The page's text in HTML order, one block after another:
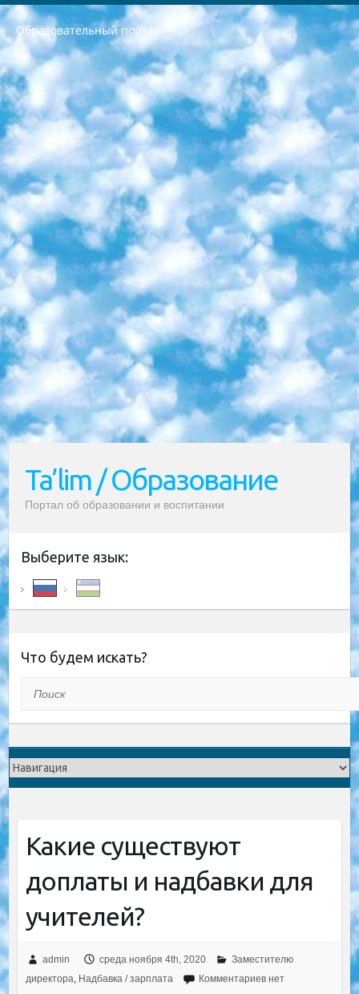
Образовательный портал
РЕСПУБЛИКА УЗБЕКИСТАН МИНИСТРЕРСТВО ДОШКОЛЬНОГО И ШКОЛЬНОГО ОБРАЗОВАНИЯ КОМАНДА в общеобразовательных учреждениях в 2023-2024 учебном году организация и проведение итоговой государственной аттестации обучающихся о Министра дошкольного и школьного образования Республики Узбекистан от 4 марта 2008 года (постановлением Минюста от 20 марта 2008 года № 1778 государственной регистрации) «Итоговое состояние учащихся общего среднего образования на основании положения об утверждении положения об аттестации общего среднего образования выпускной экзамен студентов в образовательных учреждениях в 2023-2024 учебном году В целях организации и прохождения аттестации приказываю: 1. Следующее: перечень предметов, по которым будет проводиться итоговая государственная аттестация и экзамен формы перевода согласно приложению 1; сертификаты международного образца, оценивающие уровень владения иностранными языками перечень согласно приложению 2; 2. Педагогический при специализированных образовательных учреждениях. научно-практический центр квалификации и международной оценки (Д.Давидова) 2024 г. До 25 марта: задания по предметам, по которым будет проводиться итоговая аттестация разработка и утверждение технических условий; итоговая аттестация на основании разработанного предметного задания разработка вопросов по предметам (устно и письменно), экзамен передача; общеобразовательные средние школы и специальные учебные заведения учащиеся выпускных классов школ и интернатов в агентской системе подготовка базы данных экзаменационных материалов и критериев оценки; перевод базы экзаменационных материалов на все языки обучения подать в Республиканский образовательный центр для изготовления; варианты экзаменов на основе разработанных контрольных материалов пусть будут поставлены задачи формирования. 3. Республиканский образовательный центр (Ш.Худайкулов) до 5 апреля 2024 года. до: база данных предоставленных экзаменационных материалов на все языки обучения перевод и экспертиза; для слепых, слабовидящих, глухих, слабослышащих и умственно отсталых детей учащиеся выпускных классов специализированных школ и школ-интернатов база данных экзаменационных материалов на всех преподаваемых языках подготовка критериев оценки; специализированные школы для умственно отсталых детей и технологии для учащихся выпускных классов школ-интернатов разработка соответствующих рекомендаций и критериев проведения ЕГЭ по естествознанию давать задания. 4. Педагогический при специализированных образовательных учреждениях. Научно-практический центр навыков и международной оценки (Д.Давидова), Республика образовательный центр (Худайкулов Ш.) итоговый государственный аттестационный экзамен ориентирован на творческое и логическое мышление при подготовке базы материалов учитывать введение заданий. 5. Следует отметить, что: сертификат государственного образца о знании общеобразовательного предмета и как минимум национальный уровень B1 по предметам на иностранных языках, указанным в Приложении 2. или международно признанный сертификат эквивалентного уровня студенты, изучающие определенный предмет, освобождаются от экзамена; по соответствующим предметам запланирована итоговая государственная аттестация за день до дня, путем жеребьевки Рабочей группой (в письменной форме по предметам, проводимым в форме) из числа сформированных вариантов выбрано 2 варианта; 2 выбранных варианта экзамена анонсированы на официальном сайте министерства и все выпускники по всей стране на основе этих вариантов проводит итоговую государственную аттестацию. 6. Государственное образование учащихся средних общеобразовательных учреждений. знания в соответствии с квалификационными требованиями, которые необходимо приобрести на основании стандартов итоговый (выпускной) контроль для 9 и 11 классов в целях тестирования Экзамены (далее – экзамены) состоят из предметов, перечисленных в приложении 1. будет сделано. 7. Экзамены пройдут с 26 мая по 15 июня 2024 г. (кроме науки физического воспитания). 8. Физическая для учащихся 9 классов общесредних образовательных учреждений. Экзамены по предмету «Образование, квалификация медицина» 1-6 мая 2024 года. сотрудники перевести под присмотр (с отклонениями в физическом или умственном развитии) специализированная школа для детей, школы-интернаты и со сколиозом школы-интернаты санаторного типа для больных детей исключены). 9. Он был слепым, слабовидящим и имел нарушения опорно-двигательного аппарата. экзамены в специализированных школах и интернатах для детей должны проводиться исходя из требований, предъявляемых к общеобразовательным учреждениям (физкультура кроме науки). 10. Специализированная школа для глухих и слабослышащих детей. и экзамены в интернатах и быть реализован в виде письменного теста по математике. 11. Специальность для умственно отсталых детей. Для 9 класса Родной язык и литературное письмо Государственный язык (язык обучения – узбекский). для неклассов) написано Математическое письмо Письменная/устная история Узбекистана Физическое воспитание практично Итоговый контроль Для 11 класса Написание родного языка и литературы (эссе) Математическое письмо Узбекский язык (обучение на узбекском языке) не посещающее общее среднее образование для учреждений)/Образовательное учреждение выбор письменный и устный Иностранный язык письменный/устный Письменная/устная история Узбекистана *По выбору студента:  Химия  Физика  Основы государственного права  География 10 бесплатных образовательных ресурсов - Мы составили подборку онлайн-проектов с интерактивными упражнениями, видеолекциями и статьями. Они помогут вам обрести новые и освежить старые знания бесплатно. 1. «ИНТУИТ» Старейшая образовательная площадка Рунета. Здесь вы найдёте сотни текстовых и видеокурсов на десятки различных тем — от программирования до психологии. Многие курсы подготовлены российскими университетами и крупными международными компаниями вроде Intel и Microsoft. Самостоятельное обучение бесплатное, но желающие могут оплатить услуги персональных наставников. 2. «Смартия» знакомит с актуальными профессиями и подсказывает, как им обучаться. Выбрав заинтересовавшую вас специальность — SMM-специалист, фотограф, веб-дизайнер или другую, — увидите список необходимых для неё умений. Чтобы вы могли освоить их самостоятельно, для каждого умения площадка отображает подборку ссылок на учебные материалы. Хотя «Смартия» ориентируется на русскоязычную аудиторию, часть контента всё же доступна только на английском. 3. «Лекторий Физтеха» Проект Московского физико-технического института (Физтеха). С его помощью вы можете смотреть онлайн серии лекций, записанные на видео в этом вузе. В числе доступных предметов — физика, биология, химия, информационные технологии и другие. К некоторым лекциям администрация ресурса прилагает готовые конспекты, которые можно скачивать в PDF-формате. 4. ITMOcourses Онлайн-площадка Санкт-Петербургского национального исследовательского университета информационных технологий, механики и оптики (ИТМО). Ресурс предоставляет свободный доступ к курсам, разработанным в этом вузе. Каталог материалов разбит на четыре категории: «Оптические системы и технологии», «Приборостроение и робототехника», «Информационные технологии» и «Биотехнологии». Курсы состоят из видеолекций, интерактивных демонстраций и заданий. 5. «КиберЛенинка» Электронная научная библиотека открытого доступа. Каталог площадки регулярно обрастает текстами статей из различных научных изданий. Сгруппированные по журналам и рубрикам публикации можно читать онлайн или скачивать целиком в PDF-формате. Проект нацелен на популяризацию науки за счёт открытого доступа к качественной информации. 6. «ПостНаука» На этом ресурсе публикуют подборки видеолекций, составленные экспертами из разных отраслей и объединённые общими темами. Среди них, к примеру, есть серии «Биоинформатика и геномика», «Культура средневековой Скандинавии» и Cinema Studies о теории кино. Каждая подборка лекций — логически связанная история, рассказанная экспертом от первого лица. Кроме того, на сайте появляются научно-образовательные статьи и тесты на разные темы. 7. «Newочём» Команда проекта «Newочём» отбирает самые интересные тексты из англоязычных СМИ и переводит те из них, за которые голосуют участники сообщества «ВКонтакте». По большей части это научно-популярные статьи. Редакторы придумывают лишь заголовки, в остальном содержание переводов соответствует оригиналам. Полные тексты можно читать прямо в социальной сети. 8. InternetUrok Онлайн-база материалов по основным дисциплинам школьной программы. Информация на сайте структурирована по классам, предметам и темам (урокам). Каждый урок состоит из видеолекций и конспектов. Есть также интерактивные тренажёры и тесты для закрепления пройденного материала. Даже если вы давно окончили школу, возможность повторить программу старших классов всегда может пригодиться. 9. Edutainme Ещё один ресурс об образовании. В отличие от Newtonew, как мне кажется, Edutainme больше ориентируется на представителей индустрии: педагогов, предпринимателей, разработчиков образовательных проектов. Но и любой, кто просто стремится к саморазвитию, найдёт на сайте много полезного и интересного для себя. Например, информацию о новых курсах и образовательных сервисах. 10. Newtonew Онлайн-медиа об образовании и обучении в широком смысле. Авторы Newtonew пишут об инструментах, заведениях, тактиках и стратегиях, которые помогают учить других и получать новые знания самостоятельно. На этой площадке вы найдёте новости, обзоры, аналитические мат
Ta’lim / Образование
Портал об образовании и воспитании
Выберите язык:
Что будем искать?
Какие существуют
доплаты и надбавки для
учителей?
admin среда ноября 4th, 2020
Заместителю
директора, Надбавка / зарплата Комментариев нет